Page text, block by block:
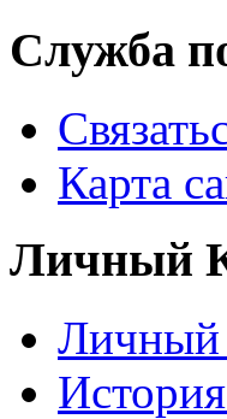
Служба
Карта
Личный
Личный